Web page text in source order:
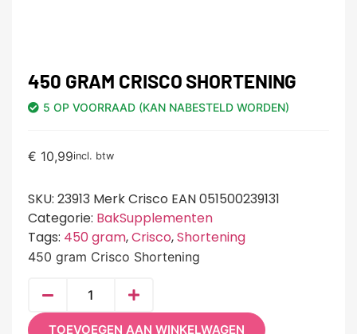
450 GRAM CRISCO SHORTENING
5 OP VOORRAAD (KAN NABESTELD WORDEN)
€ 10,99incl. btw
SKU: 23913 Merk Crisco EAN 051500239131
Categorie: BakSupplementen
Tags: 450 gram,Crisco,Shortening
450 gram Crisco Shortening
TOEVOEGEN AAN WINKELWAGEN